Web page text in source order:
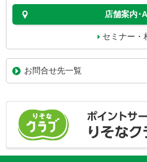
店舗案内･
セミナー・
お問合せ先一覧